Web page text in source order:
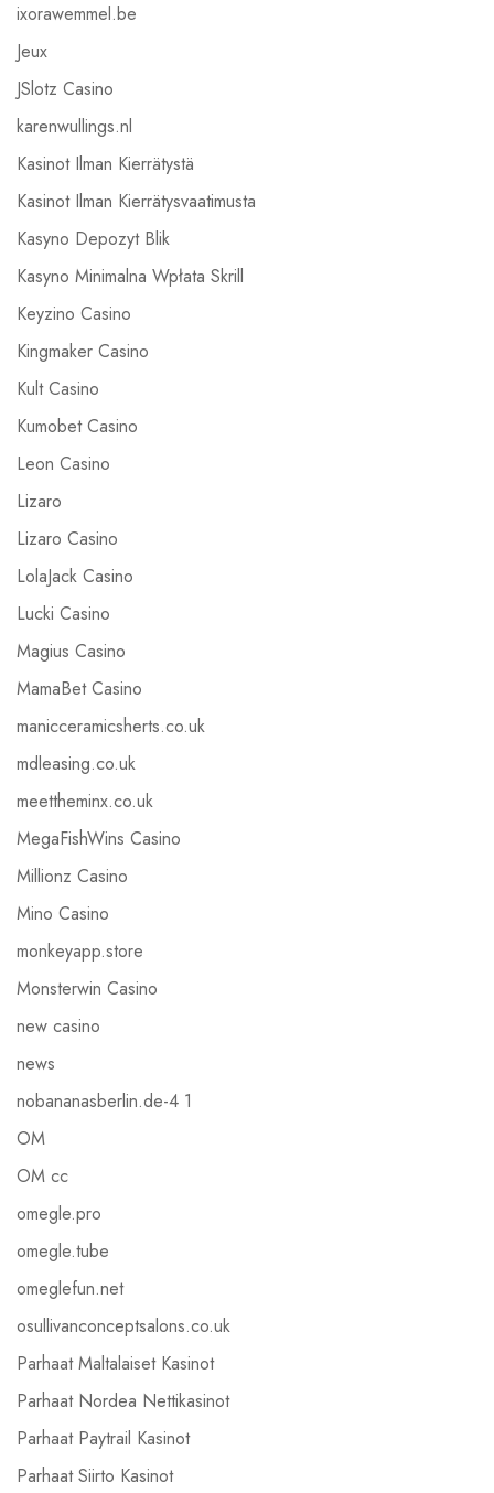
ixorawemmel.be
Jeux
JSlotz Casino
karenwullings.nl
Kasinot Ilman Kierrätystä
Kasinot Ilman Kierrätysvaatimusta
Kasyno Depozyt Blik
Kasyno Minimalna Wpłata Skrill
Keyzino Casino
Kingmaker Casino
Kult Casino
Kumobet Casino
Leon Casino
Lizaro
Lizaro Casino
LolaJack Casino
Lucki Casino
Magius Casino
MamaBet Casino
manicceramicsherts.co.uk
mdleasing.co.uk
meettheminx.co.uk
MegaFishWins Casino
Millionz Casino
Mino Casino
monkeyapp.store
Monsterwin Casino
new casino
news
nobananasberlin.de-4 1
OM
OM cc
omegle.pro
omegle.tube
omeglefun.net
osullivanconceptsalons.co.uk
Parhaat Maltalaiset Kasinot
Parhaat Nordea Nettikasinot
Parhaat Paytrail Kasinot
Parhaat Siirto Kasinot